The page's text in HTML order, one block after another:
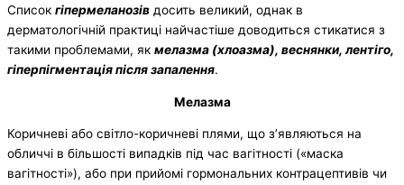
Список гіпермеланозів досить великий, однак в
дерматологічній практиці найчастіше доводиться стикатися з
такими проблемами, як мелазма (хлоазма), веснянки, лентіго,
гіперпігментація після запалення.
Мелазма
Коричневі або світло-коричневі плями, що з’являються на
обличчі в більшості випадків під час вагітності («маска
вагітності»), або при прийомі гормональних контрацептивів чи